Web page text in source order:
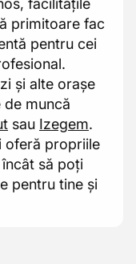
facilitățile
primitoare fac
pentru cei
și alte orașe
muncă
sau Izegem.
oferă propriile
să poți
pentru tine și